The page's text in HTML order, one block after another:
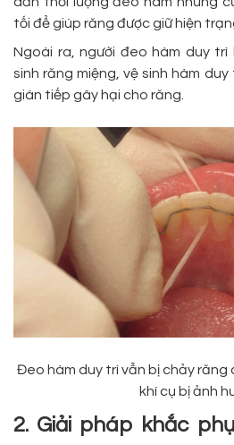
tối để giúp răng được giữ hiện
Ngoài ra, người đeo hàm duy
sinh răng miệng, vệ sinh hàm
gián tiếp gây hại cho răng.
Đeo hàm duy trì vẫn bị chảy
khí cụ bị ảnh
2. Giải pháp khắc